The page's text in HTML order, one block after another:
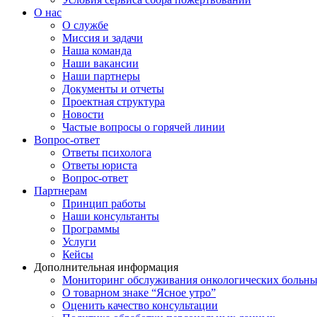
О нас
О службе
Миссия и задачи
Наша команда
Наши вакансии
Наши партнеры
Документы и отчеты
Проектная структура
Новости
Частые вопросы о горячей линии
Вопрос-ответ
Ответы психолога
Ответы юриста
Вопрос-ответ
Партнерам
Принцип работы
Наши консультанты
Программы
Услуги
Кейсы
Дополнительная информация
Мониторинг обслуживания онкологических
О товарном знаке “Ясное утро”
Оценить качество консультации